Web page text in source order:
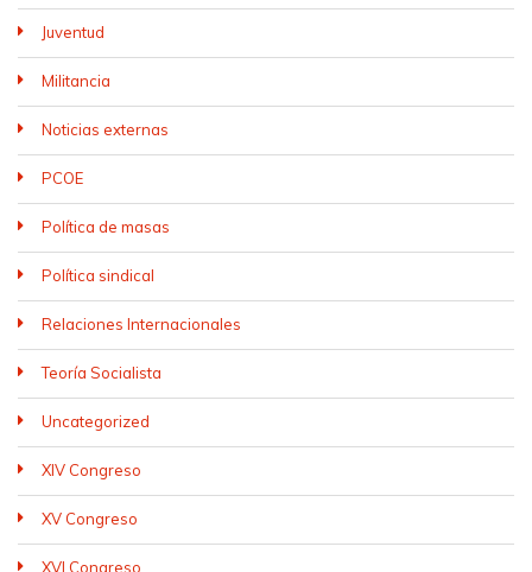
Juventud
Militancia
Noticias externas
PCOE
Política de masas
Política sindical
Relaciones Internacionales
Teoría Socialista
Uncategorized
XIV Congreso
XV Congreso
XVI Congreso